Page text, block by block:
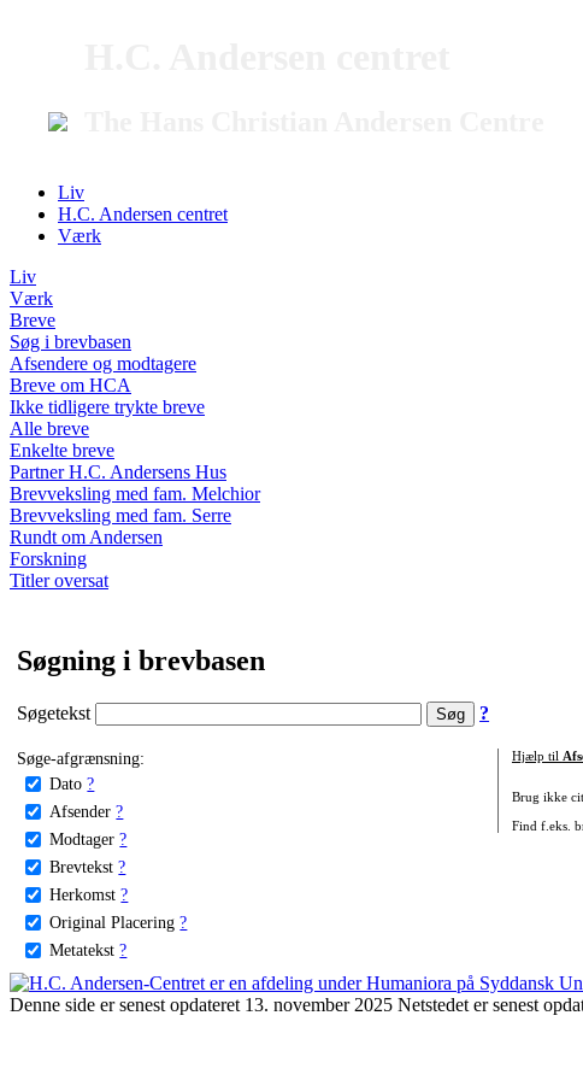
Liv
H.C. Andersen centret
Værk
Liv
Værk
Breve
Søg i brevbasen
Afsendere og modtagere
Breve om HCA
Ikke tidligere trykte breve
Alle breve
Enkelte breve
Partner H.C. Andersens Hus
Brevveksling med fam. Melchior
Brevveksling med fam. Serre
Rundt om Andersen
Forskning
Titler oversat
Søgning i brevbasen
Søgetekst ?
Søge-afgrænsning:
Dato ?
Afsender ?
Modtager ?
Brevtekst ?
Herkomst ?
Original Placering ?
Metatekst ?
Hjælp til
Brug ikke
Find f.eks.
Denne side er senest opdateret 13. november 2025 Netstedet er senest